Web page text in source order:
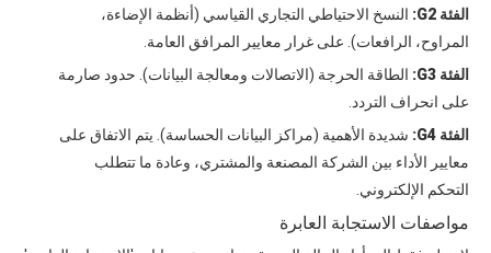
الفئة G2:
النسخ الاحتياطي التجاري القياسي (أنظمة الإضاءة،
المراوح، الرافعات). على غرار معايير المرافق العامة.
الفئة G3:
الطاقة الحرجة (الاتصالات ومعالجة البيانات). حدود صارمة
على انحراف التردد.
الفئة G4:
شديدة الأهمية (مراكز البيانات الحساسة). يتم الاتفاق على
معايير الأداء بين الشركة المصنعة والمشتري، وعادة ما تتطلب
التحكم الإلكتروني.
مواصفات الاستجابة العابرة